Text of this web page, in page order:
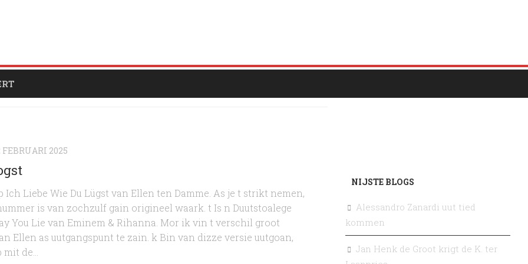
FEBRUARI 2025
Liebe Wie Du Lügst van Ellen ten Damme. As je t strikt nemen,
is van zochzulf gain origineel waark. t Is n Duutstoalege
You Lie van Eminem & Rihanna. Mor ik vin t verschil groot
Ellen as uutgangspunt te zain. k Bin van dizze versie uutgoan,
de...
NIJSTE BLOGS
Alessandro Zanardi uut tied
kommen
Jan Henk de Groot krigt de K. ter